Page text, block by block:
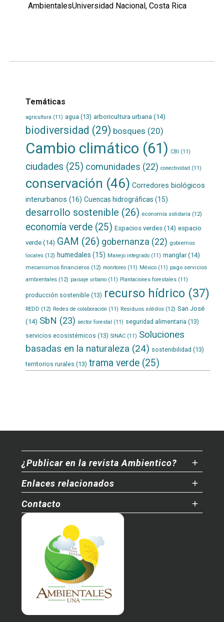
AmbientalesUniversidad Nacional, Costa Rica
Temáticas
agricultura (11) agua (13) arboricultura urbana(14)
biodiversidad (29) bosques (20)
Cambio climático (61) CBI (11)
ciudades (25) comunidades (22) conectividad (11)
conservación (46) Corredores biológicos
interurbanos (16) Cuencas hidrográficas (15)
desarrollo sostenible (26) economía solidaria (12)
economía verde(25) Espacios verdes(14) espacio
verde(14) GAM (26) gobernanza (22) gobiernos
locales(12) humedales (15) Manejo integrado(11) manglar(14)
mecanismos financieros(12) monitoreo(11) México(11) pago servicios
ambientales(12) paisaje urbano(11) Plantaciones forestales(11)
producción sostenible(13) recurso hídrico(37)
REDD (12) Redes de colaboración (11) Residuos sólidos(12) San José
(14) SbN (23) sector forestal (11) seguridad alimentaria (13)
servicios ecosistémicos (13) SINAC(11) Soluciones
basadas en la naturaleza (24) sostenibilidad (13)
territorios rurales (13) trama verde(25)
¿Publicar en la revista Ambientico?
Enlaces relacionados
Contacto